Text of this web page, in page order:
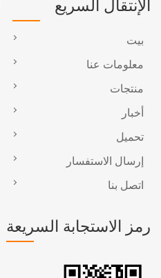
الإنتقال السريع
بيت
معلومات عنا
منتجات
أخبار
تحميل
إرسال الاستفسار
اتصل بنا
رمز الاستجابة السريعة